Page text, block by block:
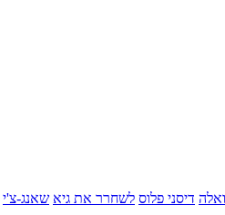
דיסני פלוס לשחרר את גיא שאנג-צ'י